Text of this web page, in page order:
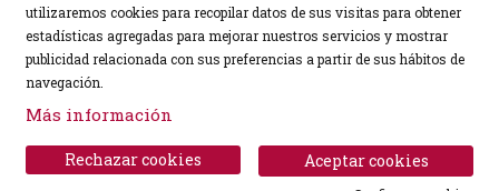
Sitemap | Aviso Legal | Política de Privacidad
|
Uso de Cookies
Contactar
utilizaremos cookies para recopilar datos de sus visitas para obtener
estadísticas agregadas para mejorar nuestros servicios y mostrar
publicidad relacionada con sus preferencias a partir de sus hábitos de
navegación.
Más información
Aceptar cookies
Rechazar cookies